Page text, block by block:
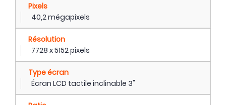
Pixels
40,2 mégapixels
Résolution
7728 x 5152 pixels
Type écran
Écran LCD tactile inclinable 3"